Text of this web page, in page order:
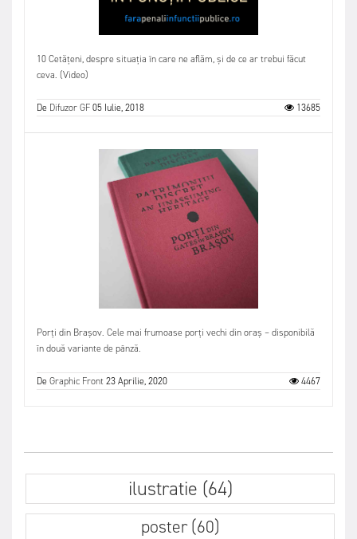
10 Cetățeni, despre situația în care ne aflăm, și de ce ar trebui făcut
ceva. (Video)
De Difuzor GF05 Iulie, 2018 13685
Porți din Brașov. Cele mai frumoase porți vechi din oraș – disponibilă
în două variante de pânză.
DeGraphic Front23 Aprilie, 2020 4467
ilustratie (64)
poster (60)